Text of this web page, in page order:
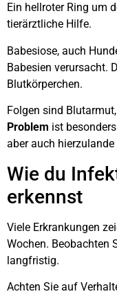
Ein hellroter Ring um
tierärztliche Hilfe.
Babesiose, auch
Babesien verursacht.
Blutkörperchen.
Folgen sind
Problem ist
aber auch hierzulande
Wie du
erkennst
Viele Erkrankungen
Wochen. Beobachten
langfristig.
Achten Sie auf